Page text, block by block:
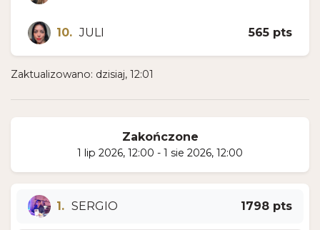
10.JULI 565 pts
Zaktualizowano: dzisiaj, 12:01
Zakończone
1 lip 2026, 12:00 - 1 sie 2026, 12:00
1. SERGIO 1798 pts